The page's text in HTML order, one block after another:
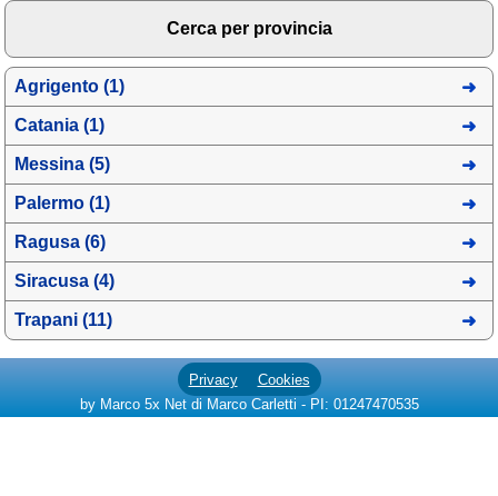
Cerca per provincia
Agrigento (1)
Catania (1)
Messina (5)
Palermo (1)
Ragusa (6)
Siracusa (4)
Trapani (11)
Privacy
Cookies
by Marco 5x Net di Marco Carletti - PI: 01247470535